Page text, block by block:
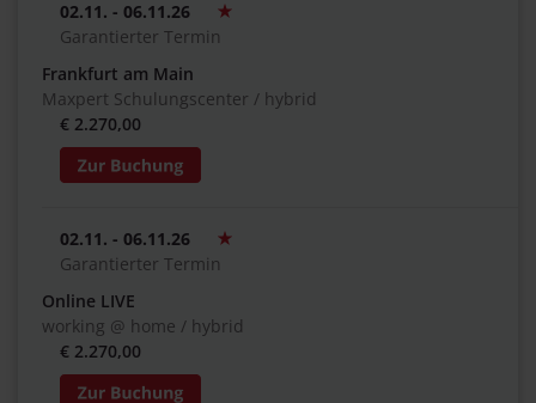
02.11. - 06.11.26
Garantierter Termin
Frankfurt am Main
Maxpert Schulungscenter / hybrid
€ 2.270,00
02.11. - 06.11.26
Garantierter Termin
Online LIVE
working @ home / hybrid
€ 2.270,00